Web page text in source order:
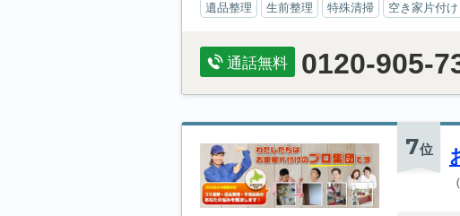
遺品整理 生前整理 特殊清掃 空き家片付け
通話無料 0120-905-
7位